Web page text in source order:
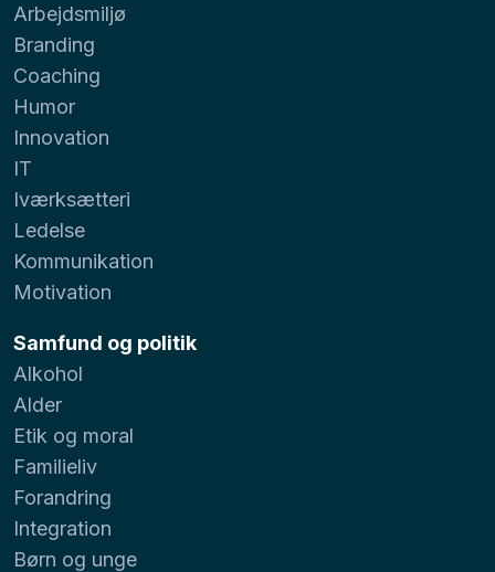
Arbejdsmiljø
Branding
Coaching
Humor
Innovation
IT
Iværksætteri
Ledelse
Kommunikation
Motivation
Samfund og politik
Alkohol
Alder
Etik og moral
Familieliv
Forandring
Integration
Børn og unge